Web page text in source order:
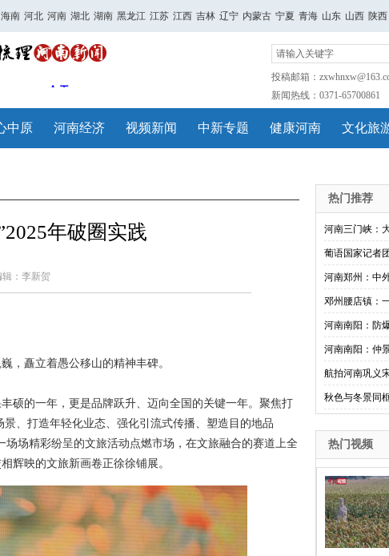
海南 河北 河南 湖北 湖南 黑龙江 江苏 江西 吉林 辽宁 内蒙古 宁夏 青海 山东 山西 陕西
投稿邮箱：
新闻热线：0371-65700861
中原 河南经济 视频新闻 中新专题 健康河南 文化旅
年破圈实践
：李新贺
矗立着愚公移山的精神丰碑。
的一年，更是品牌跃升、迈向全国的关键一年。聚焦打
、打造年轻化业态、强化引流式传播、塑造目的地品
场精彩纷呈的文旅活动点燃市场，在文旅融合的赛道上全
辉映的文旅新画卷正徐徐铺展。
热门推荐
河南三门峡：
葡语国家记者
河南郑州：中
邓州腰店镇：
河南南阳：防
河南南阳：仲
航拍河南巩义
秋色与冬景同
热门视频